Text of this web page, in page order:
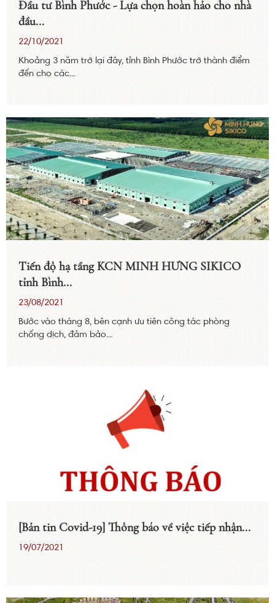
Đầu tư Bình Phước - Lựa chọn hoàn hảo cho nhà
đầu...
22/10/2021
Khoảng 3 năm trở lại đây, tỉnh Bình Phước trở thành điểm
đến cho các...
Tiến độ hạ tầng KCN MINH HƯNG SIKICO
tỉnh Bình...
23/08/2021
Bước vào tháng 8, bên cạnh ưu tiên công tác phòng
chống dịch, đảm bảo...
[Bản tin Covid-19] Thông báo về việc tiếp nhận...
19/07/2021